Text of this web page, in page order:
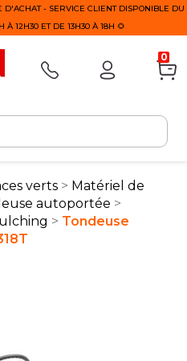
- SERVICE CLIENT DISPONIBLE DU
12H30 ET DE 13H30 À 18H 🌻
0
verts
Matériel de
autoportée
Tondeuse